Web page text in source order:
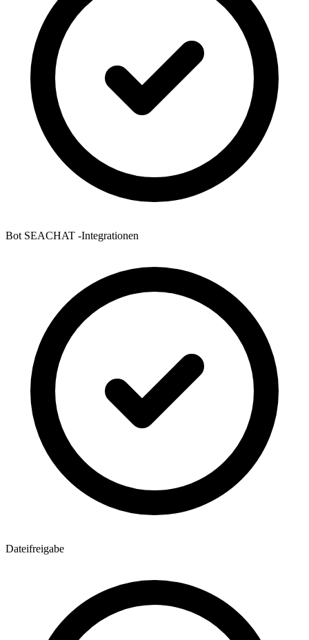
Bot SEACHAT -Integrationen
Dateifreigabe